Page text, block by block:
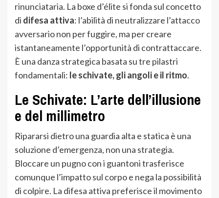
rinunciataria. La boxe d’élite si fonda sul concetto
di difesa attiva: l’abilità di neutralizzare l’attacco
avversario non per fuggire, ma per creare
istantaneamente l’opportunità di contrattaccare.
È una danza strategica basata su tre pilastri
fondamentali: le schivate, gli angoli e il ritmo.
Le Schivate: L’arte dell’illusione
e del millimetro
Ripararsi dietro una guardia alta e statica è una
soluzione d’emergenza, non una strategia.
Bloccare un pugno con i guantoni trasferisce
comunque l’impatto sul corpo e nega la possibilità
di colpire. La difesa attiva preferisce il movimento